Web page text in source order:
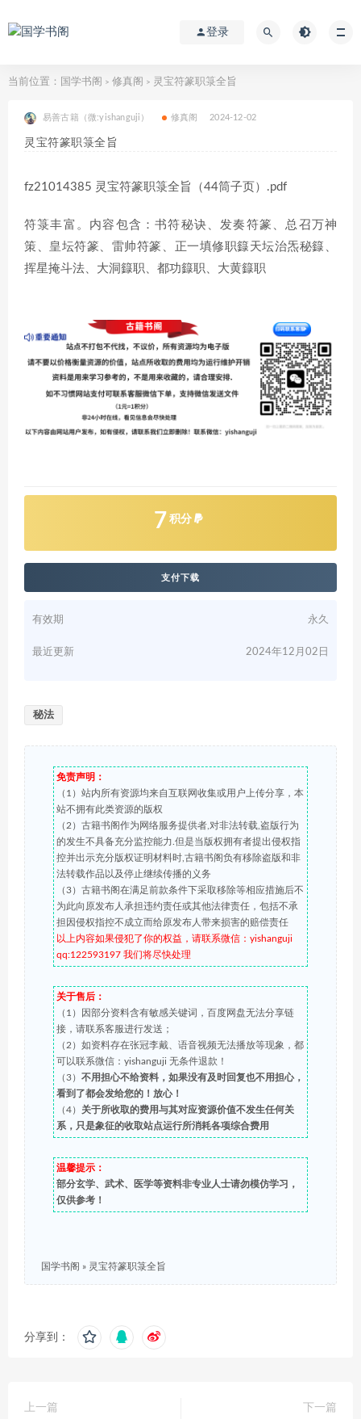
登录
当前位置： 国学书阁 > 修真阁 > 灵宝符篆职箓全旨
易善古籍（微:yishanguji） 修真阁 2024-12-02
灵宝符篆职箓全旨
fz21014385 灵宝符篆职箓全旨（44筒子页）.pdf
符箓丰富。内容包含：书符秘诀、发奏符篆、总召万神
策、皇坛符篆、雷帅符篆、正一填修职籙天坛治炁秘籙、
挥星掩斗法、大洞籙职、都功籙职、大黄籙职
7 积分
支付下载
有效期 永久
最近更新 2024年12月02日
秘法
免责声明：
（1）站内所有资源均来自互联网收集或用户上传分享，本
站不拥有此类资源的版权
（2）古籍书阁作为网络服务提供者,对非法转载,盗版行为
的发生不具备充分监控能力.但是当版权拥有者提出侵权指
控并出示充分版权证明材料时,古籍书阁负有移除盗版和非
法转载作品以及停止继续传播的义务
（3）古籍书阁在满足前款条件下采取移除等相应措施后不
为此向原发布人承担违约责任或其他法律责任，包括不承
担因侵权指控不成立而给原发布人带来损害的赔偿责任
以上内容如果侵犯了你的权益，请联系微信：yishanguji
qq:122593197 我们将尽快处理
关于售后：
（1）因部分资料含有敏感关键词，百度网盘无法分享链
接，请联系客服进行发送；
（2）如资料存在张冠李戴、语音视频无法播放等现象，都
可以联系微信：yishanguji 无条件退款！
（3） 不用担心不给资料，如果没有及时回复也不用担心，
看到了都会发给您的！放心！
（4） 关于所收取的费用与其对应资源价值不发生任何关
系，只是象征的收取站点运行所消耗各项综合费用
温馨提示：
部分玄学、武术、医学等资料非专业人士请勿模仿学习，
仅供参考！
国学书阁 » 灵宝符篆职箓全旨
分享到：
上一篇
下一篇